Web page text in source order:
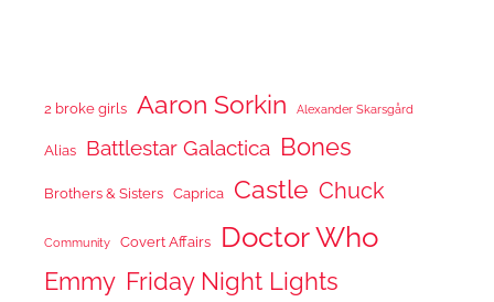
2 broke girls Aaron Sorkin Alexander Skarsgård
Alias Battlestar Galactica Bones
Brothers & Sisters Caprica Castle Chuck
Community Covert Affairs Doctor Who
Emmy Friday Night Lights